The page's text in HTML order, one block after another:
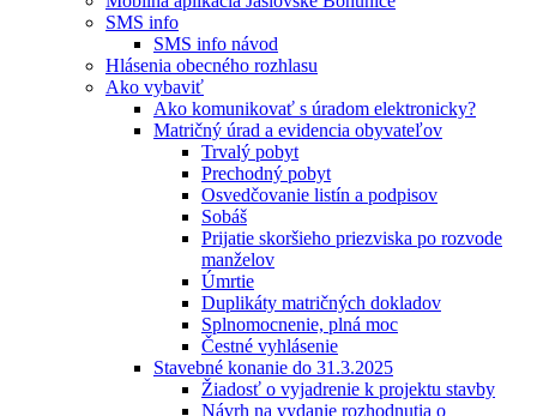
SMS info
SMS info návod
Hlásenia obecného rozhlasu
Ako vybaviť
Ako komunikovať s úradom elektronicky?
Matričný úrad a evidencia obyvateľov
Trvalý pobyt
Prechodný pobyt
Osvedčovanie listín a podpisov
Sobáš
Prijatie skoršieho priezviska po rozvode
manželov
Úmrtie
Duplikáty matričných dokladov
Splnomocnenie, plná moc
Čestné vyhlásenie
Stavebné konanie do 31.3.2025
Žiadosť o vyjadrenie k projektu stavby
Návrh na vydanie rozhodnutia o